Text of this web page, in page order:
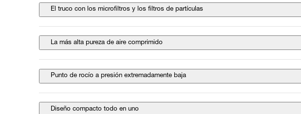
El truco con los microfiltros y los filtros de partículas
La más alta pureza de aire comprimido
Punto de rocío a presión extremadamente baja
Diseño compacto todo en uno